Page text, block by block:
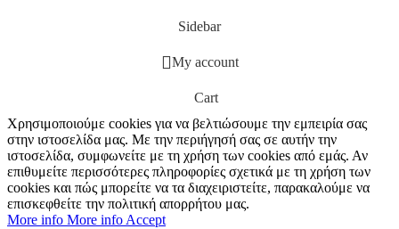
Sidebar
My account
Cart
Χρησιμοποιούμε cookies για να βελτιώσουμε την εμπειρία σας
στην ιστοσελίδα μας. Με την περιήγησή σας σε αυτήν την
ιστοσελίδα, συμφωνείτε με τη χρήση των cookies από εμάς. Αν
επιθυμείτε περισσότερες πληροφορίες σχετικά με τη χρήση των
cookies και πώς μπορείτε να τα διαχειριστείτε, παρακαλούμε να
επισκεφθείτε την πολιτική απορρήτου μας.
More info More info Accept